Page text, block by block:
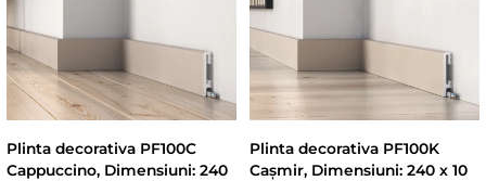
Plinta decorativa PF100C
Cappuccino, Dimensiuni: 240
Plinta decorativa PF100K
Cașmir, Dimensiuni: 240 x 10